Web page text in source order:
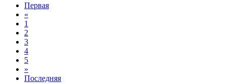
Первая
«
1
2
3
4
5
»
Последняя